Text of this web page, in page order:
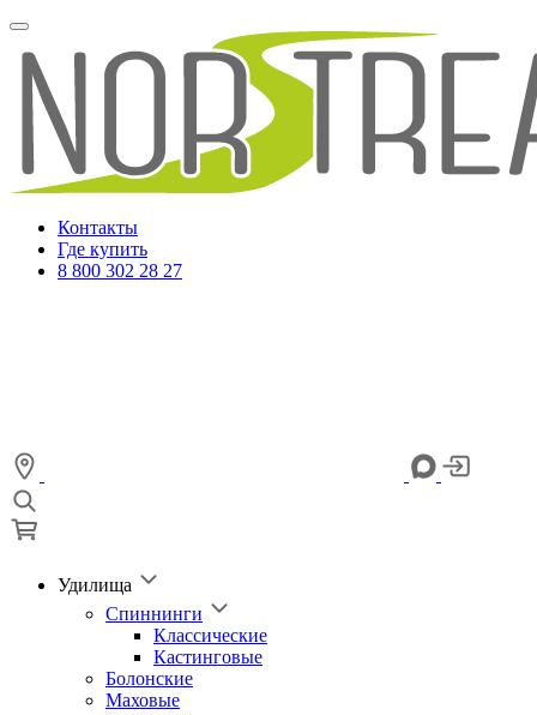
Контакты
Где купить
8 800 302 28 27
Удилища
Спиннинги
Классические
Кастинговые
Болонские
Маховые